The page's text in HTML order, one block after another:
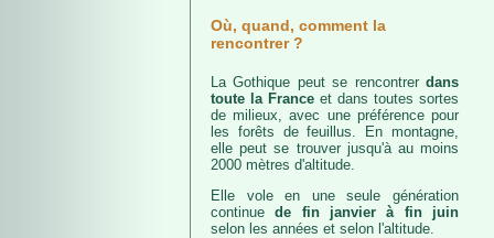
Où, quand, comment la
rencontrer ?
La Gothique peut se rencontrer dans
toute la France et dans toutes sortes
de milieux, avec une préférence pour
les forêts de feuillus. En montagne,
elle peut se trouver jusqu'à au moins
2000 mètres d'altitude.
Elle vole en une seule génération
continuede fin janvier à fin juin
selon les années et selon l'altitude.